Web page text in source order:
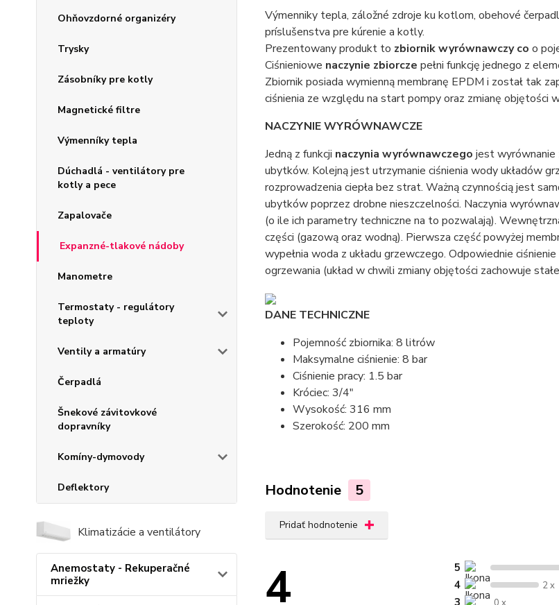
Ohňovzdorné organizéry
Trysky
Zásobníky pre kotly
Magnetické filtre
Výmenníky tepla
Dúchadlá - ventilátory pre
kotly a pece
Zapalovače
Expanzné-tlakové nádoby
Manometre
Termostaty - regulátory
teploty
Ventily a armatúry
Čerpadlá
Šnekové závitovkové
dopravníky
Komíny-dymovody
Deflektory
Klimatizácie a ventilátory
Anemostaty - Rekuperačné
mriežky
Výmenniky tepla, záložné zdroje ku kotlom, obehové
príslušenstva pre kúrenie a kotly.
Prezentowany produkt to zbiornik wyrównawczy co o
Ciśnieniowe naczynie zbiorcze pełni funkcję jednego z
Zbiornik posiada wymienną membranę EPDM i został tak
ciśnienia ze względu na start pompy oraz zmianę objętości
NACZYNIE WYRÓWNAWCZE
Jedną z funkcji naczynia wyrównawczego jest wyrównanie
ubytków. Kolejną jest utrzymanie ciśnienia wody układów
rozprowadzenia ciepła bez strat. Ważną czynnością jest
ubytków poprzez drobne nieszczelności. Naczynia
(o ile ich parametry techniczne na to pozwalają).
części (gazową oraz wodną). Pierwsza część powyżej
wypełnia woda z układu grzewczego. Odpowiednie
ogrzewania (układ w chwili zmiany objętości zachowuje
DANE TECHNICZNE
Pojemność zbiornika: 8 litrów
Maksymalne ciśnienie: 8 bar
Ciśnienie pracy: 1.5 bar
Króciec: 3/4"
Wysokość: 316 mm
Szerokość: 200 mm
Hodnotenie 5
Pridať hodnotenie
4 5
4 2 x
3